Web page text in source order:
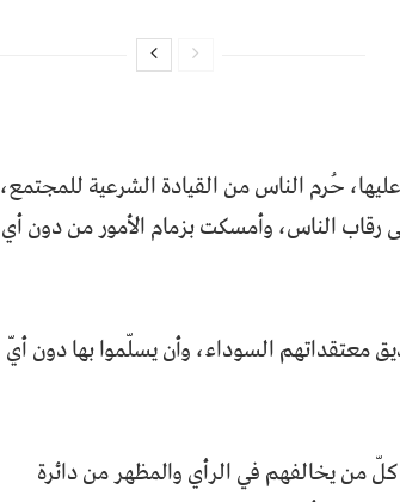
حُرم الناس من القيادة الشرعية للمجتمع،
الناس، وأمسكت بزمام الأمور من دون أي
معتقداتهم السوداء، وأن يسلّموا بها دون أيّ
من يخالفهم في الرأي والمظهر من دائرة